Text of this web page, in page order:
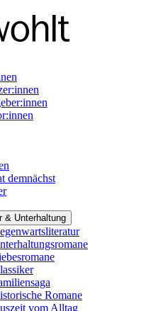
demnächst
& Unterhaltung
Romane
vom Alltag